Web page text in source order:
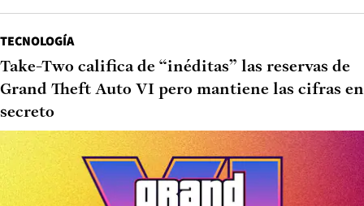
TECNOLOGÍA
Take-Two califica de “inéditas” las reservas de
Grand Theft Auto VI pero mantiene las cifras en
secreto